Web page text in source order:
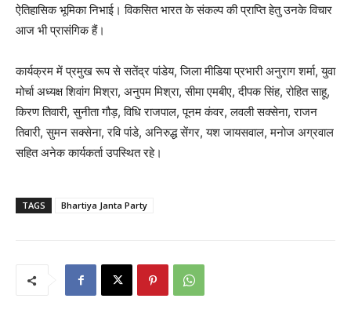
ऐतिहासिक भूमिका निभाई। विकसित भारत के संकल्प की प्राप्ति हेतु उनके विचार
आज भी प्रासंगिक हैं।
कार्यक्रम में प्रमुख रूप से सतेंद्र पांडेय, जिला मीडिया प्रभारी अनुराग शर्मा, युवा
मोर्चा अध्यक्ष शिवांग मिश्रा, अनुपम मिश्रा, सीमा एमबीए, दीपक सिंह, रोहित साहू,
किरण तिवारी, सुनीता गौड़, विधि राजपाल, पूनम कंवर, लवली सक्सेना, राजन
तिवारी, सुमन सक्सेना, रवि पांडे, अनिरुद्ध सेंगर, यश जायसवाल, मनोज अग्रवाल
सहित अनेक कार्यकर्ता उपस्थित रहे।
TAGS Bhartiya Janta Party